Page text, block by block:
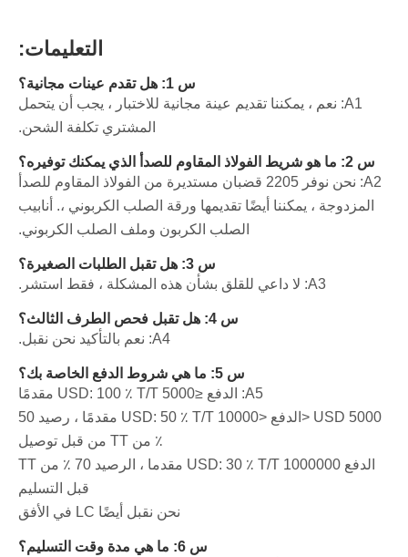
التعليمات:
س 1: هل تقدم عينات مجانية؟
A1: نعم ، يمكننا تقديم عينة مجانية للاختبار ، يجب أن يتحمل
المشتري تكلفة الشحن.
س 2: ما هو شريط الفولاذ المقاوم للصدأ الذي يمكنك توفيره؟
A2: نحن نوفر 2205 قضبان مستديرة من الفولاذ المقاوم للصدأ
المزدوجة ، يمكننا أيضًا تقديمها ورقة الصلب الكربوني ،. أنابيب
الصلب الكربون وملف الصلب الكربوني.
س 3: هل تقبل الطلبات الصغيرة؟
A3: لا داعي للقلق بشأن هذه المشكلة ، فقط استشر.
س 4: هل تقبل فحص الطرف الثالث؟
A4: نعم بالتأكيد نحن نقبل.
س 5: ما هي شروط الدفع الخاصة بك؟
A5: الدفع ≤5000 USD: 100 ٪ T/T مقدمًا
5000 USD <الدفع <10000 USD: 50 ٪ T/T مقدمًا ، رصيد 50
٪ من TT من قبل توصيل
الدفع 1000000 USD: 30 ٪ T/T مقدما ، الرصيد 70 ٪ من TT
قبل التسليم
نحن نقبل أيضًا LC في الأفق
س 6: ما هي مدة وقت التسليم؟